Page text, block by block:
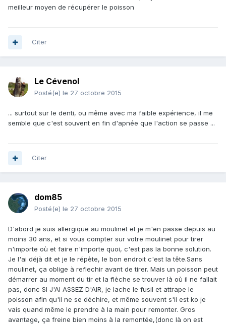
meilleur moyen de récupérer le poisson
Citer
Le Cévenol
Posté(e) le 27 octobre 2015
... surtout sur le denti, ou même avec ma faible expérience, il me
semble que c'est souvent en fin d'apnée que l'action se passe ...
Citer
dom85
Posté(e) le 27 octobre 2015
D'abord je suis allergique au moulinet et je m'en passe depuis au
moins 30 ans, et si vous compter sur votre moulinet pour tirer
n'importe où et faire n'importe quoi, c'est pas la bonne solution.
Je l'ai déjà dit et je le répète, le bon endroit c'est la tête.Sans
moulinet, ça oblige à reflechir avant de tirer. Mais un poisson peut
démarrer au moment du tir et la flèche se trouver là où il ne fallait
pas, donc SI J'AI ASSEZ D'AIR, je lache le fusil et attrape le
poisson afin qu'il ne se déchire, et même souvent s'il est ko je
vais quand même le prendre à la main pour remonter. Gros
avantage, ça freine bien moins à la remontée,(donc là on est